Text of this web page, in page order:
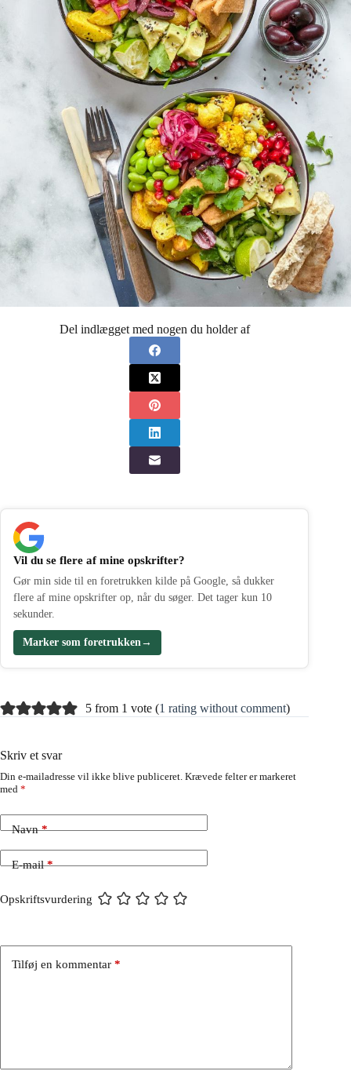
Del indlægget med nogen du holder af
Vil du se flere af mine opskrifter?
Gør min side til en foretrukken kilde på Google, så dukker
flere af mine opskrifter op, når du søger. Det tager kun 10
sekunder.
Marker som foretrukken →
5 from 1 vote (1 rating without comment)
Skriv et svar
Din e-mailadresse vil ikke blive publiceret. Krævede felter er markeret
med *
Navn*
E-mail*
Opskriftsvurdering
Tilføj en kommentar *